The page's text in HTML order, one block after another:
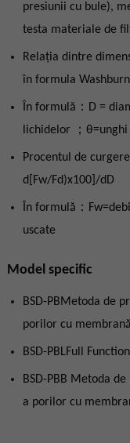
presiunii cu bule),
testa materiale de
Relația dintre
în formula
În formulă：D =
lichidelor ；
Procentul de
d[Fw/Fd)x100]/dD
În formulă：
uscate
Model specific
BSD-PBMetoda de
porilor cu membrană
BSD-PBLFull
BSD-PBB Metoda
a porilor cu